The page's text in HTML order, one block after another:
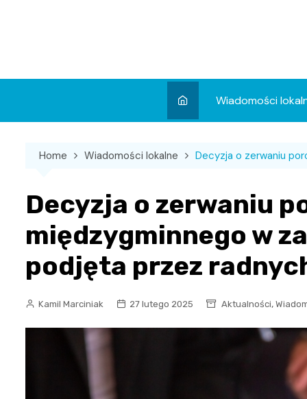
Wiadomości
Wydarzenia
Sport
Home Wiadomości lokalne Decyzja o zerwaniu
Decyzja o zerwaniu
międzygminnego w
podjęta przez
Kamil Marciniak 27 lutego 2025 Aktualności,